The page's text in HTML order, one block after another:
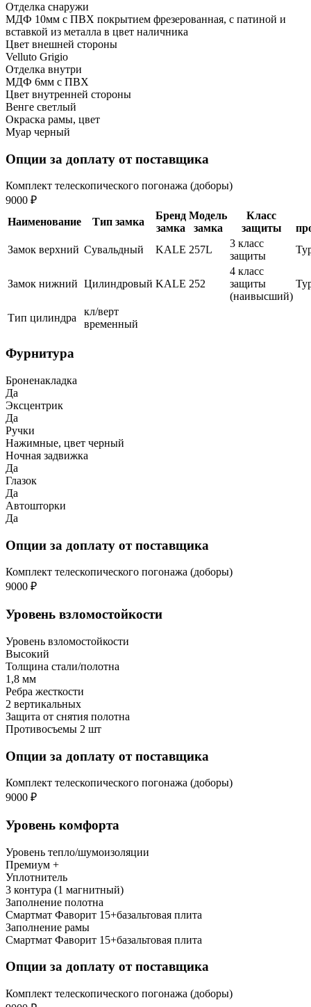
Отделка снаружи
МДФ 10мм с ПВХ покрытием фрезерованная, с патиной и
вставкой из металла в цвет наличника
Цвет внешней стороны
Velluto Grigio
Отделка внутри
МДФ 6мм с ПВХ
Цвет внутренней стороны
Венге светлый
Окраска рамы, цвет
Муар черный
Опции за доплату от поставщика
Комплект телескопического погонажа (доборы)
9000 ₽
Наименование
Тип замка
Бренд
замка
Модель
замка
Класс
защиты
Замок верхний Сувальдный KALE 257L
3 класс
защиты
Замок нижний Цилиндровый KALE 252
4 класс
защиты
(наивысший)
Тип цилиндра
кл/верт
временный
Фурнитура
Броненакладка
Да
Эксцентрик
Да
Ручки
Нажимные, цвет черный
Ночная задвижка
Да
Глазок
Да
Автошторки
Да
Опции за доплату от поставщика
Комплект телескопического погонажа (доборы)
9000 ₽
Уровень взломостойкости
Уровень взломостойкости
Высокий
Толщина стали/полотна
1,8 мм
Ребра жесткости
2 вертикальных
Защита от снятия полотна
Противосъемы 2 шт
Опции за доплату от поставщика
Комплект телескопического погонажа (доборы)
9000 ₽
Уровень комфорта
Уровень тепло/шумоизоляции
Премиум +
Уплотнитель
3 контура (1 магнитный)
Заполнение полотна
Смартмат Фаворит 15+базальтовая плита
Заполнение рамы
Смартмат Фаворит 15+базальтовая плита
Опции за доплату от поставщика
Комплект телескопического погонажа (доборы)